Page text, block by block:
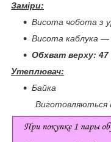
Заміри:
Висота чобота з
Висота каблука —
Обхват верху: 47
Утеплювач:
Байка
Виготовляються